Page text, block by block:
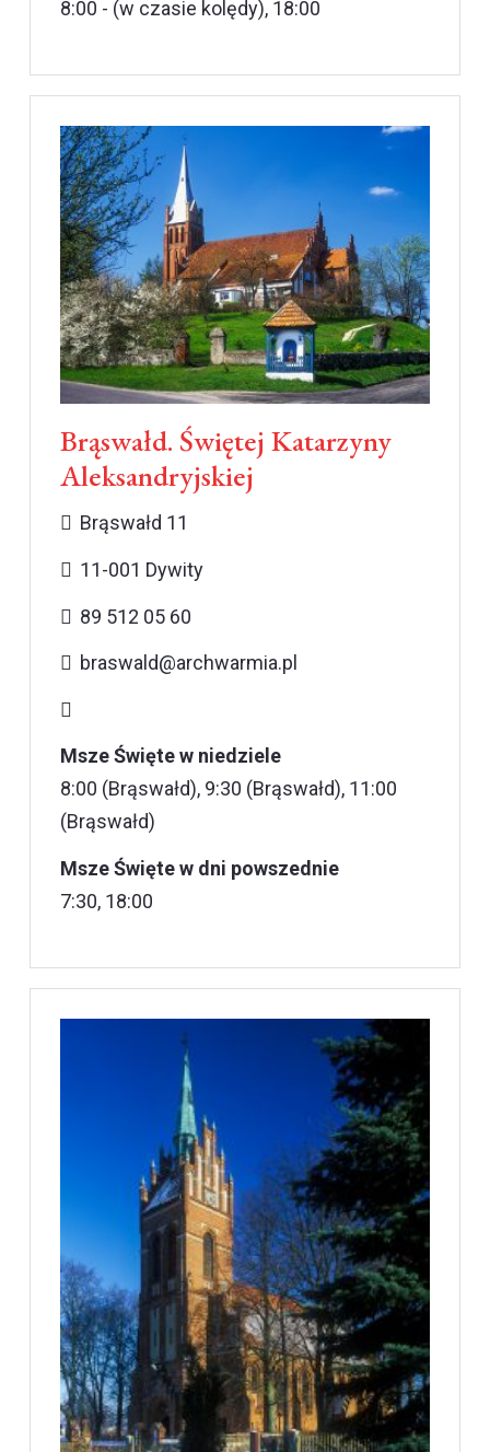
8:00 - (w czasie kolędy), 18:00
Brąswałd. Świętej Katarzyny
Aleksandryjskiej
Brąswałd 11
11-001 Dywity
89 512 05 60
braswald@archwarmia.pl
Msze Święte w niedziele
8:00 (Brąswałd), 9:30 (Brąswałd), 11:00
(Brąswałd)
Msze Święte w dni powszednie
7:30, 18:00